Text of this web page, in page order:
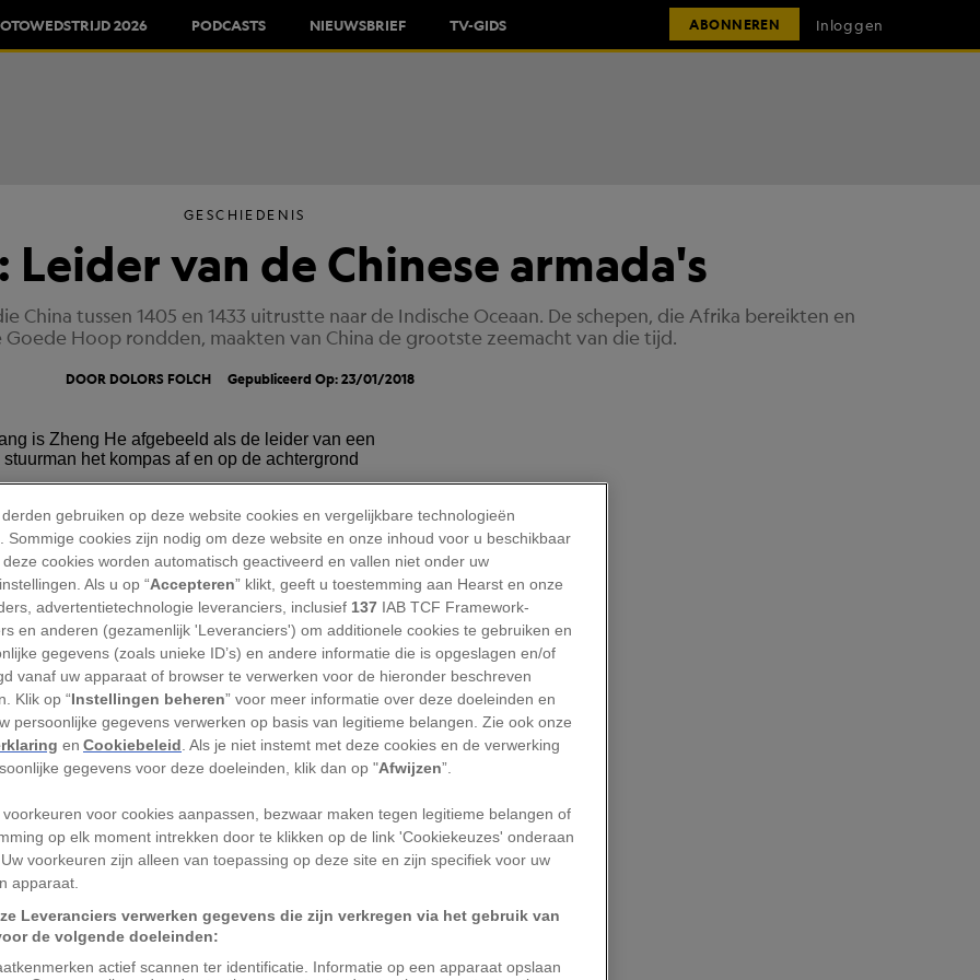
2026 PODCASTS NIEUWSBRIEF TV-GIDS ABONNEREN Inloggen
GESCHIEDENIS
Leider van de Chinese armada's
tussen 1405 en 1433 uitrustte naar de Indische Oceaan. De schepen, die Afrika bereikten en
Hoop rondden, maakten van China de grootste zeemacht van die tijd.
DOOR DOLORS FOLCH Gepubliceerd Op: 23/01/2018
leiding van de Mongoolse keizer
door de Mingdynastie.
heersersgeslacht, was even
voorgangers om de zeemacht van
betrekkingen overzee tot de gezanten
naar China stuurden, om op die
van de zeehandel in particuliere
zeeschepen niet meer dan drie masten
verbanning of de dood, een maatregel
De gevolgen voor de
zij konden hun nering niet
gebruiken op deze website cookies en vergelijkbare technologieën
Sommige cookies zijn nodig om deze website en onze inhoud voor u beschikbaar
cookies worden automatisch geactiveerd en vallen niet onder uw
Als u op “Accepteren” klikt, geeft u toestemming aan Hearst en onze
advertentietechnologie leveranciers, inclusief 137 IAB TCF Framework-
en anderen (gezamenlijk 'Leveranciers') om additionele cookies te gebruiken en
gegevens (zoals unieke ID’s) en andere informatie die is opgeslagen en/of
vanaf uw apparaat of browser te verwerken voor de hieronder beschreven
Klik op “Instellingen beheren” voor meer informatie over deze doeleinden en
persoonlijke gegevens verwerken op basis van legitieme belangen. Zie ook onze
enCookiebeleid . Als je niet instemt met deze cookies en de verwerking
gegevens voor deze doeleinden, klik dan op "Afwijzen”.
voorkeuren voor cookies aanpassen, bezwaar maken tegen legitieme belangen of
op elk moment intrekken door te klikken op de link 'Cookiekeuzes' onderaan
voorkeuren zijn alleen van toepassing op deze site en zijn specifiek voor uw
apparaat.
Leveranciers verwerken gegevens die zijn verkregen via het gebruik van
de volgende doeleinden:
actief scannen ter identificatie. Informatie op een apparaat opslaan